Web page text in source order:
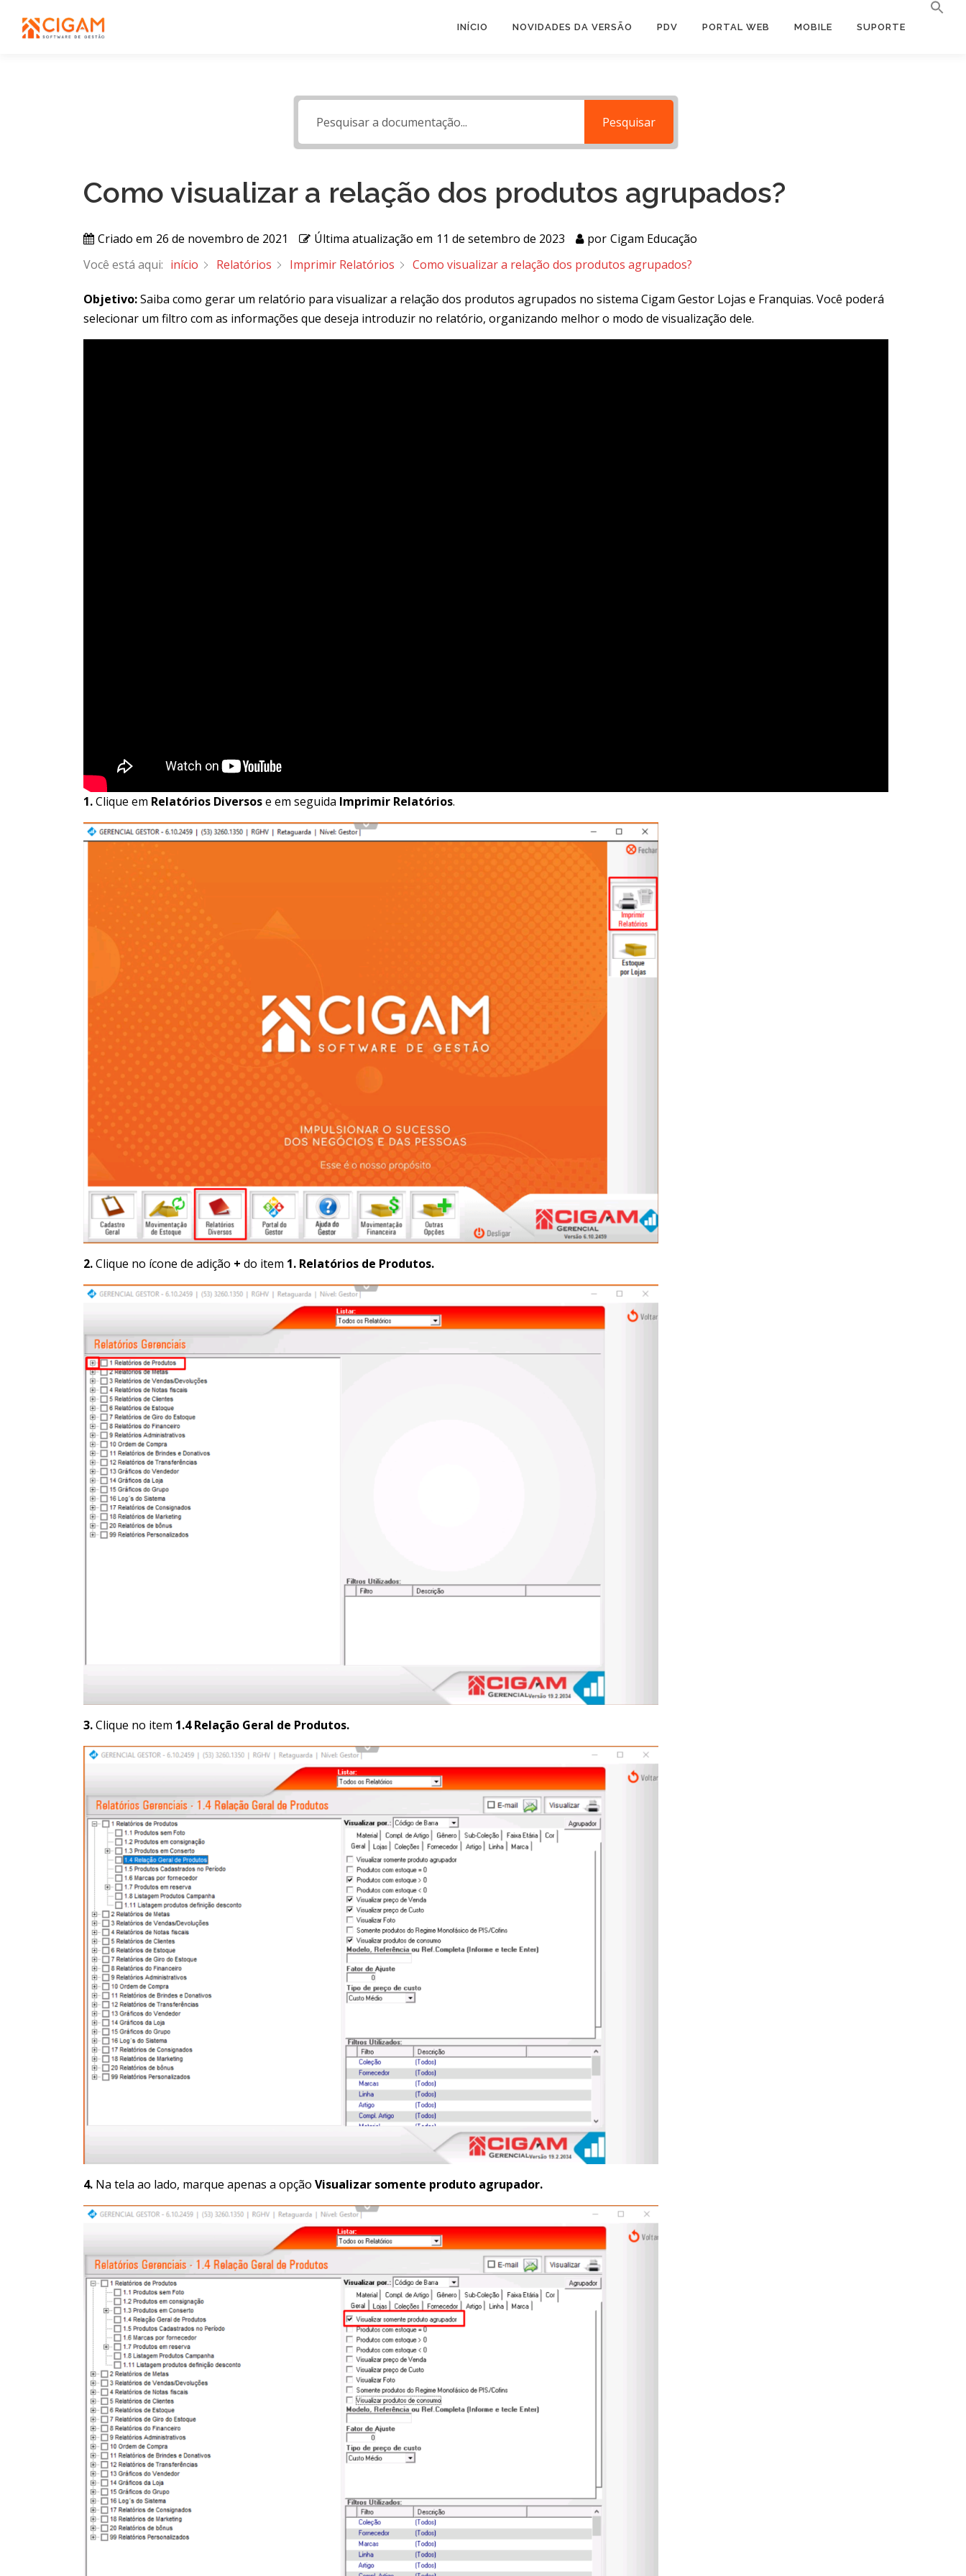
INÍCIO NOVIDADES DA VERSÃO PDV PORTAL WEB MOBILE SUPORTE
Pesquisar
Como visualizar a relação dos produtos agrupados?
Criado em 26 de novembro de 2021 Última atualização em 11 de setembro de 2023 por Cigam Educação
Você está aqui: início Relatórios Imprimir Relatórios Como visualizar a relação dos produtos agrupados?
Objetivo:Saiba como gerar um relatório para visualizar a relação dos produtos agrupados no sistema Cigam Gestor Lojas e Franquias. Você poderá
selecionar um filtro com as informações que deseja introduzir no relatório, organizando melhor o modo de visualização dele.
1.Clique em Relatórios Diversose em seguida Imprimir Relatórios.
2.Clique no ícone de adição + do item 1. Relatórios de Produtos.
3.Clique no item 1.4 Relação Geral de Produtos.
4. Na tela ao lado, marque apenas a opção Visualizar somente produto agrupador.